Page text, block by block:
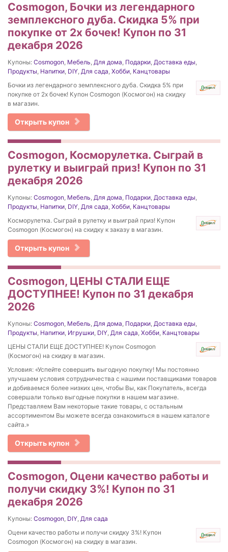
Cosmogon, Бочки из легендарного
земплексного дуба. Скидка 5% при
покупке от 2х бочек! Купон по 31
декабря 2026
Купоны: Cosmogon, Мебель, Для дома, Подарки, Доставка еды,
Продукты, Напитки, DIY, Для сада, Хобби, Канцтовары
Бочки из легендарного земплексного дуба. Скидка 5% при
покупке от 2х бочек! Купон Cosmogon (Космогон) на скидку
в магазин.
Открыть купон
Cosmogon, Косморулетка. Сыграй в
рулетку и выиграй приз! Купон по 31
декабря 2026
Купоны: Cosmogon, Мебель, Для дома, Подарки, Доставка еды,
Продукты, Напитки, DIY, Для сада, Хобби, Канцтовары
Косморулетка. Сыграй в рулетку и выиграй приз! Купон
Cosmogon (Космогон) на скидку к заказу в магазин.
Открыть купон
Cosmogon, ЦЕНЫ СТАЛИ ЕЩЕ
ДОСТУПНЕЕ! Купон по 31 декабря
2026
Купоны: Cosmogon, Мебель, Для дома, Подарки, Доставка еды,
Продукты, Напитки, Игрушки, DIY, Для сада, Хобби, Канцтовары
ЦЕНЫ СТАЛИ ЕЩЕ ДОСТУПНЕЕ! Купон Cosmogon
(Космогон) на скидку в магазин.
Условия: «Успейте совершить выгодную покупку! Мы постоянно
улучшаем условия сотрудничества с нашими поставщиками товаров
и добиваемся более низких цен, чтобы Вы, как Покупатель, всегда
совершали только выгодные покупки в нашем магазине.
Представляем Вам некоторые такие товары, с остальным
ассортиментом Вы можете всегда ознакомиться в нашем каталоге
сайта.»
Открыть купон
Cosmogon, Оцени качество работы и
получи скидку 3%! Купон по 31
декабря 2026
Купоны: Cosmogon, DIY, Для сада
Оцени качество работы и получи скидку 3%! Купон
Cosmogon (Космогон) на скидку в магазин.